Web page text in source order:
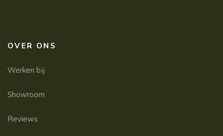
OVER ONS
Werken bij
Showroom
Reviews